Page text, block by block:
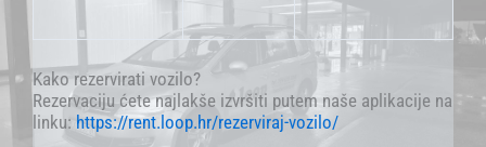
Kako rezervirati vozilo?
Rezervaciju ćete najlakše izvršiti putem naše aplikacije na
linku: https://rent.loop.hr/rezerviraj-vozilo/